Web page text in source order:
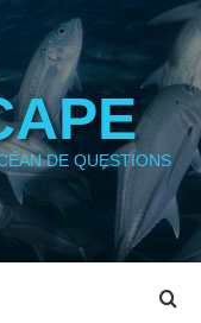
DE QUESTIONS